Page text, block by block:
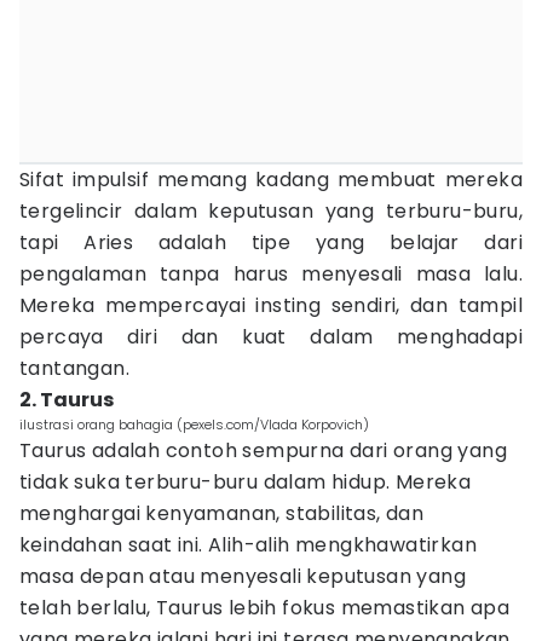
Sifat impulsif memang kadang membuat mereka
tergelincir dalam keputusan yang terburu-buru,
tapi Aries adalah tipe yang belajar dari
pengalaman tanpa harus menyesali masa lalu.
Mereka mempercayai insting sendiri, dan tampil
percaya diri dan kuat dalam menghadapi
tantangan.
2. Taurus
ilustrasi orang bahagia (pexels.com/Vlada Korpovich)
Taurus adalah contoh sempurna dari orang yang
tidak suka terburu-buru dalam hidup. Mereka
menghargai kenyamanan, stabilitas, dan
keindahan saat ini. Alih-alih mengkhawatirkan
masa depan atau menyesali keputusan yang
telah berlalu, Taurus lebih fokus memastikan apa